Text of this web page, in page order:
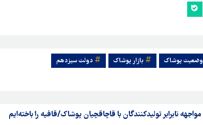
وضعیت پوشاک بازار پوشاک دولت سيزدهم
مواجهه نابرابر تولیدکنندگان با قاچاقچیان پوشاک/قافیه را باخته‌ایم